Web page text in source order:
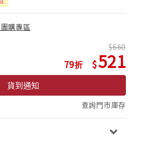
購專區
79
660
521
貨到通知
查詢門市庫存